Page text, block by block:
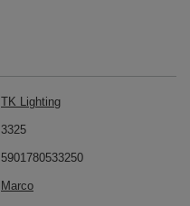
TK Lighting
3325
5901780533250
Marco